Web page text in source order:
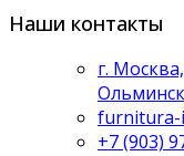
Наши контакты
г.
furnitura-
+7 (903)